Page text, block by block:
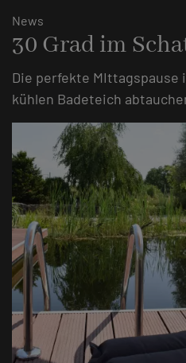
News
30 Grad im
Die perfekte MIttagspause
kühlen Badeteich